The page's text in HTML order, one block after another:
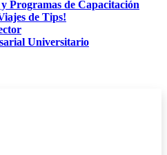
Programas de Capacitación
de Tips!
Universitario